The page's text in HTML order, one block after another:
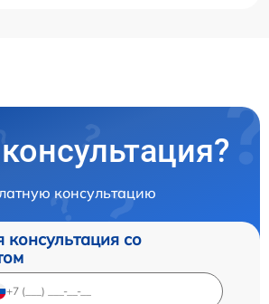
консультацию
консультация со